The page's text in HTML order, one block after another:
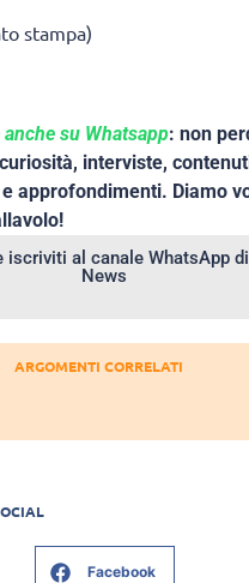
stampa)
su Whatsapp: non
interviste,
approfondimenti. Diamo
iscriviti al canale WhatsApp
News
ARGOMENTI CORRELATI
Facebook